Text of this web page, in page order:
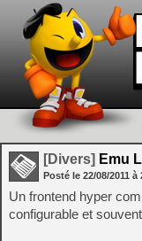
[Divers] Emu
Posté le 22/08/2011 à
Un frontend hyper
configurable et